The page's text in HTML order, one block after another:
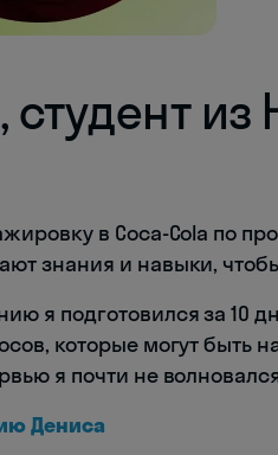
студент
в Coca-Cola по
знания и навыки,
я подготовился за 10
которые могут быть
я почти не
Дениса